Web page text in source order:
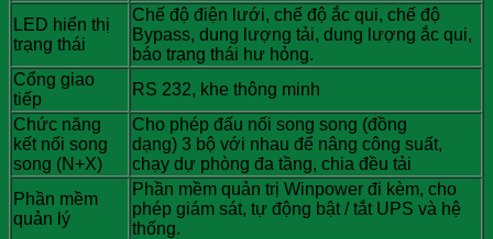
LED hiển thị
trạng thái
Chế độ điện lưới, chế độ ắc qui, chế độ
Bypass, dung lượng tải, dung lượng ắc qui,
báo trạng thái hư hỏng.
Cổng giao
tiếp
RS 232, khe thông minh
Chức năng
kết nối song
song (N+X)
Cho phép đấu nối song song (đồng
dạng) 3 bộ với nhau để nâng công suất,
chạy dự phòng đa tầng, chia đều tải
Phần mềm
quản lý
Phần mềm quản trị Winpower đi kèm, cho
phép giám sát, tự động bật / tắt UPS và hệ
thống.